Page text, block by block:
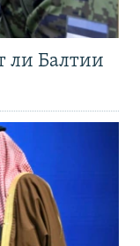
ли Балтии